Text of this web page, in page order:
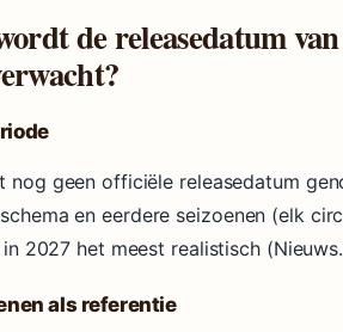
de releasedatum
nog geen officiële releasedatum
en eerdere seizoenen (elk
in 2027 het meest realistisch
als referentie